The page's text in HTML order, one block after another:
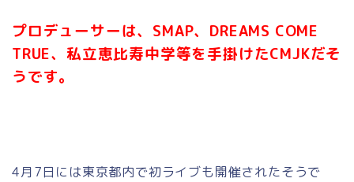
プロデューサーは、SMAP、DREAMS COME
TRUE、私立恵比寿中学等を手掛けたCMJKだそ
うです。
4月7日には東京都内で初ライブも開催されたそうで